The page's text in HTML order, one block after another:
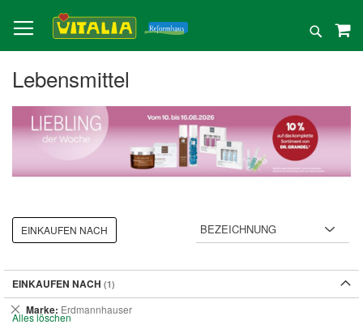
zum
Inhalt
Suche
Lebensmittel
EINKAUFEN NACH
EINKAUFEN NACH
Marke Erdmannhauser
Dies
entfernen
Alles löschen